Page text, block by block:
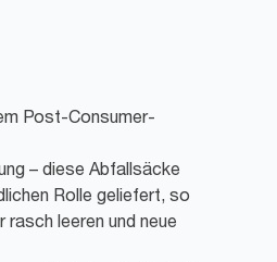
Post-Consumer-
– diese Abfallsäcke
Rolle geliefert, so
leeren und neue